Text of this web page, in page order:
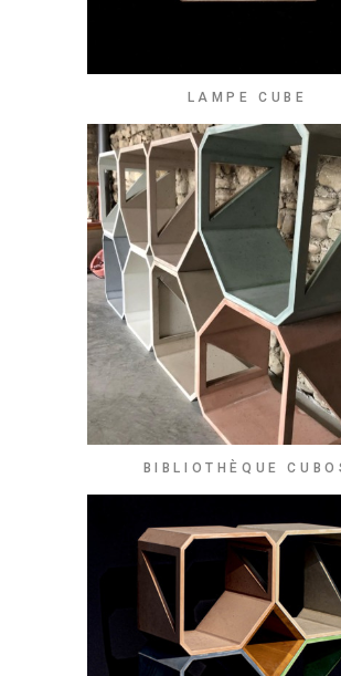
LAMPE CUBE
BIBLIOTHÈQUE